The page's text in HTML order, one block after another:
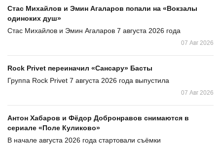
Стас Михайлов и Эмин Агаларов попали на «Вокзалы
одиноких душ»
Стас Михайлов и Эмин Агаларов 7 августа 2026 года
07 Авг 2026
Rock Privet переиначил «Сансару» Басты
Группа Rock Privet 7 августа 2026 года выпустила
07 Авг 2026
Антон Хабаров и Фёдор Добронравов снимаются в
сериале «Поле Куликово»
В начале августа 2026 года стартовали съёмки